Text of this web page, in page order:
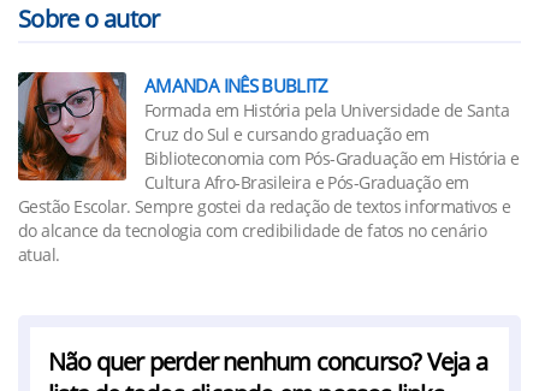
Sobre o autor
AMANDA INÊS BUBLITZ
Formada em História pela Universidade de Santa
Cruz do Sul e cursando graduação em
Biblioteconomia com Pós-Graduação em História e
Cultura Afro-Brasileira e Pós-Graduação em
Gestão Escolar. Sempre gostei da redação de textos informativos e
do alcance da tecnologia com credibilidade de fatos no cenário
atual.
Não quer perder nenhum concurso? Veja a